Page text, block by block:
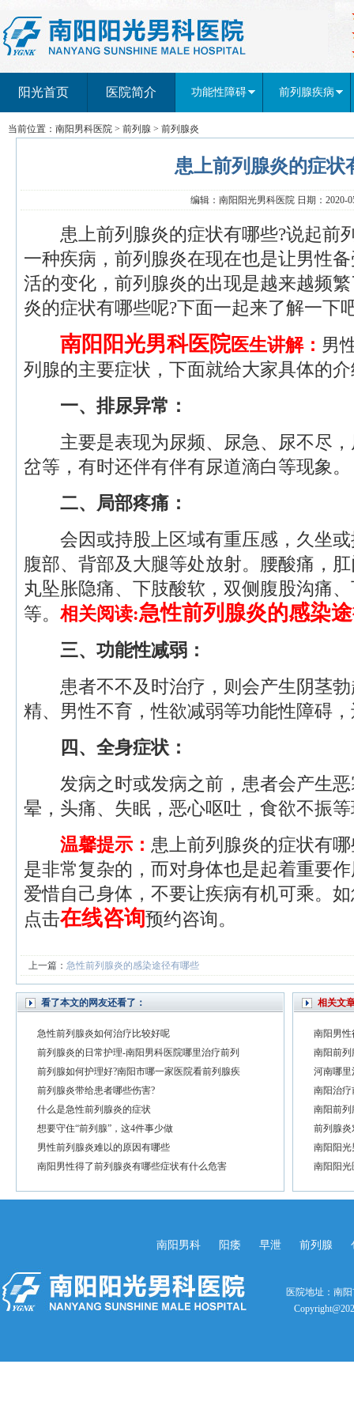
阳光首页 医院简介 功能性障碍 前列腺疾病
当前位置： 南阳男科医院 > 前列腺 > 前列腺炎
患上前列腺炎的症状
编辑：南阳阳光男科医院 日期：2020-
患上前列腺炎的症状有哪些?说起前
一种疾病，前列腺炎在现在也是让男性
活的变化，前列腺炎的出现是越来越频
炎的症状有哪些呢?下面一起来了解一下
南阳阳光男科医院医生讲解： 男
列腺的主要症状，下面就给大家具体的
一、排尿异常：
主要是表现为尿频、尿急、尿不尽，
岔等，有时还伴有伴有尿道滴白等现象。
二、局部疼痛：
会因或持股上区域有重压感，久坐或
腹部、背部及大腿等处放射。腰酸痛，
丸坠胀隐痛、下肢酸软，双侧腹股沟痛
等。 相关阅读:急性前列腺炎的感染
三、功能性减弱：
患者不不及时治疗，则会产生阴茎勃
精、男性不育，性欲减弱等功能性障碍
四、全身症状：
发病之时或发病之前，患者会产生恶
晕，头痛、失眠，恶心呕吐，食欲不振
温馨提示： 患上前列腺炎的症状有
是非常复杂的，而对身体也是起着重要
爱惜自己身体，不要让疾病有机可乘。
点击在线咨询预约咨询。
上一篇： 急性前列腺炎的感染途径有哪些
看了本文的网友还看了：
急性前列腺炎如何治疗比较好呢
前列腺炎的日常护理-南阳男科医院哪里治疗前列
前列腺如何护理好?南阳市哪一家医院看前列腺疾
前列腺炎带给患者哪些伤害?
什么是急性前列腺炎的症状
想要守住“前列腺”，这4件事少做
男性前列腺炎难以的原因有哪些
南阳男性得了前列腺炎有哪些症状有什么危害
相关文
南阳男性
南阳前列
河南哪里
南阳治疗
南阳前列
前列腺炎
南阳阳
南阳阳
南阳男科 阳痿 早泄 前列腺
医院地址：南